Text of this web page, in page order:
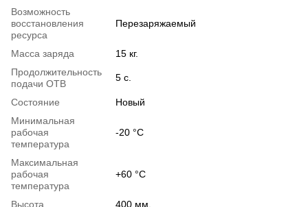
Возможность
восстановления
ресурса
Перезаряжаемый
Масса заряда
15 кг.
Продолжительность
подачи ОТВ
5 с.
Состояние
Новый
Минимальная
рабочая
температура
-20 °C
Максимальная
рабочая
температура
+60 °C
Высота
400 мм.